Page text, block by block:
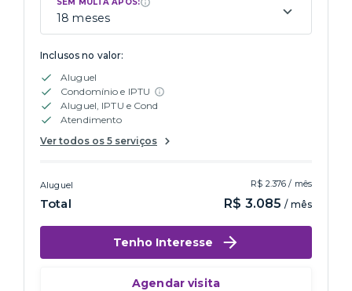
18 meses
Inclusos no valor:
Aluguel
Condomínio e IPTU
Aluguel, IPTU e Cond
Atendimento
Ver todos os 5 serviços
Aluguel R$ 2.376 / mês
Total R$ 3.085/ mês
Tenho Interesse
Agendar visita